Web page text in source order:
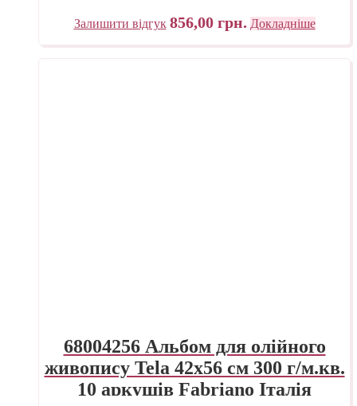
Залишити відгук 856,00 грн. Докладніше
68004256 Альбом для олійного
живопису Tela 42х56 см 300 г/м.кв.
10 аркушів Fabriano Італія